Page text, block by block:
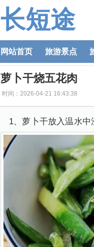
长短途
网站首页 旅游景点
萝卜干烧五花肉
时间：2026-04-21 16:43:38
1、萝卜干放入温水中